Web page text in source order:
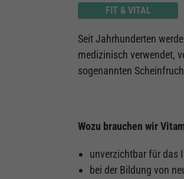
FIT & VITAL
Seit Jahrhunderten
medizinisch verwendet,
sogenannten
Wozu brauchen wir
unverzichtbar für das
bei der Bildung von